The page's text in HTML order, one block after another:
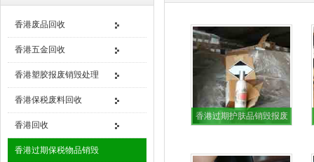
香港废品回收
香港五金回收
香港塑胶报废销毁处理
香港保税废料回收
香港回收
香港过期保税物品销毁
香港过期护肤品销毁报废